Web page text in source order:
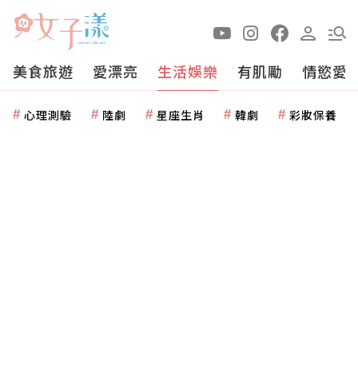
美食旅遊 愛漂亮 生活娛樂 有肌勵 情慾愛
心理測驗 陸劇 星座生肖 韓劇 彩妝保養